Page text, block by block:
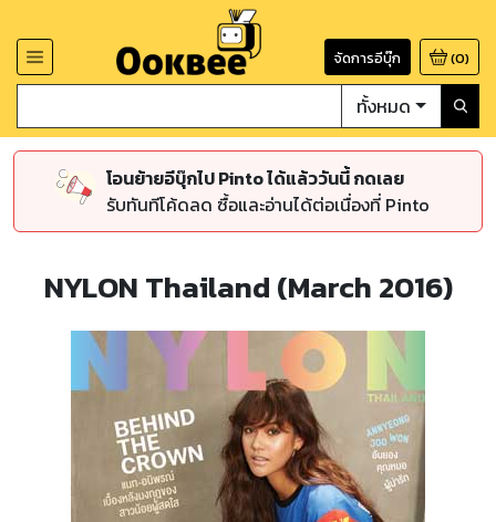
จัดการอีบุ๊ก (0)
ทั้งหมด
โอนย้ายอีบุ๊กไป Pinto ได้แล้ววันนี้ กดเลย
รับทันทีโค้ดลด ซื้อและอ่านได้ต่อเนื่องที่ Pinto
NYLON Thailand (March 2016)